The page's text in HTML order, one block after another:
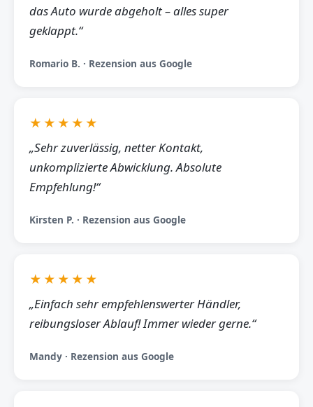
das Auto wurde abgeholt – alles super
geklappt.“
Romario B. · Rezension aus Google
★★★★★
„Sehr zuverlässig, netter Kontakt,
unkomplizierte Abwicklung. Absolute
Empfehlung!“
Kirsten P. · Rezension aus Google
★★★★★
„Einfach sehr empfehlenswerter Händler,
reibungsloser Ablauf! Immer wieder gerne.“
Mandy · Rezension aus Google